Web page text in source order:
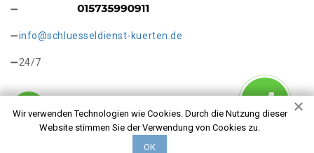
Wir verwenden Technologien wie Cookies. Durch die Nutzung dieser
Website stimmen Sie der Verwendung von Cookies zu.
ОК
info@schluesseldienst-kuerten.de
24/7
Copyright © 2026 Türöffnung Kürten. Alle Rechte